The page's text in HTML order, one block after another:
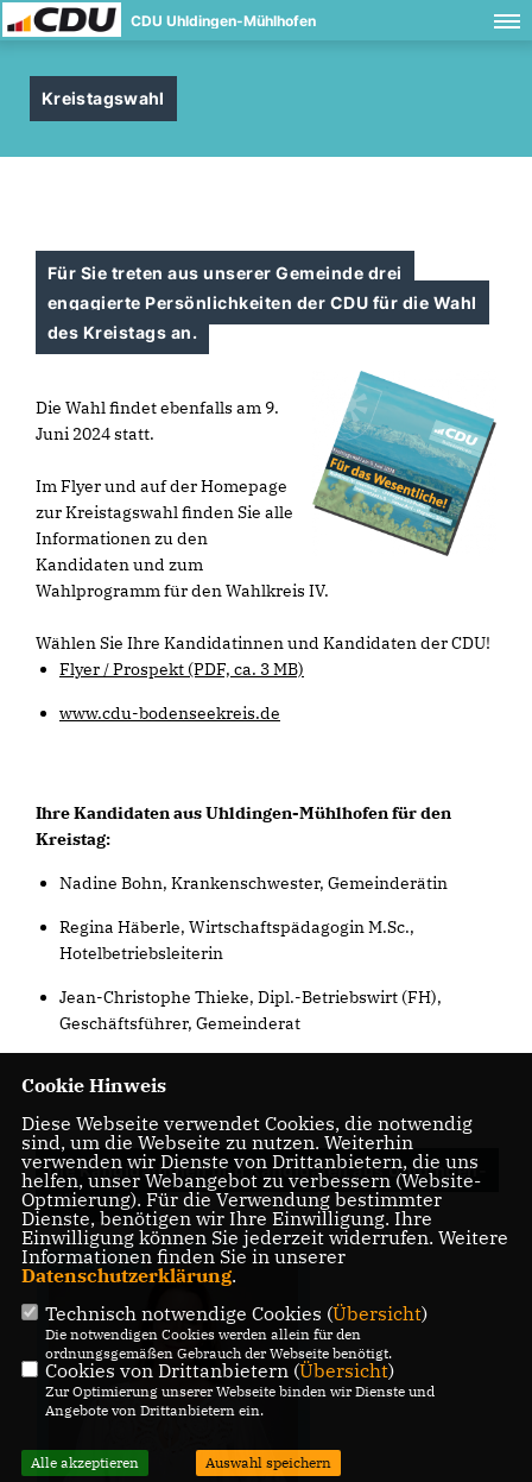
CDU Uhldingen-Mühlhofen
Kreistagswahl
Für Sie treten aus unserer Gemeinde drei
engagierte Persönlichkeiten der CDU für die Wahl
des Kreistags an.
Die Wahl findet ebenfalls am 9.
Juni 2024 statt.
Im Flyer und auf der Homepage
zur Kreistagswahl finden Sie alle
Informationen zu den
Kandidaten und zum
Wahlprogramm für den Wahlkreis IV.
Wählen Sie Ihre Kandidatinnen und Kandidaten der CDU!
Flyer / Prospekt (PDF, ca. 3 MB)
www.cdu-bodenseekreis.de
Ihre Kandidaten aus Uhldingen-Mühlhofen für den
Kreistag:
Nadine Bohn, Krankenschwester, Gemeinderätin
Regina Häberle, Wirtschaftspädagogin M.Sc.,
Hotelbetriebsleiterin
Jean-Christophe Thieke, Dipl.-Betriebswirt (FH),
Geschäftsführer, Gemeinderat
Die Kandidatinnen und Kandidaten aus Uhldingen-
Mühlhofen
Cookie Hinweis
Diese Webseite verwendet Cookies, die notwendig
sind, um die Webseite zu nutzen. Weiterhin
verwenden wir Dienste von Drittanbietern, die uns
helfen, unser Webangebot zu verbessern (Website-
Optmierung). Für die Verwendung bestimmter
Dienste, benötigen wir Ihre Einwilligung. Ihre
Einwilligung können Sie jederzeit widerrufen. Weitere
Informationen finden Sie in unserer
Datenschutzerklärung.
Technisch notwendige Cookies (Übersicht)
Die notwendigen Cookies werden allein für den
ordnungsgemäßen Gebrauch der Webseite benötigt.
Cookies von Drittanbietern (Übersicht)
Zur Optimierung unserer Webseite binden wir Dienste und
Angebote von Drittanbietern ein.
Alle akzeptieren Auswahl speichern